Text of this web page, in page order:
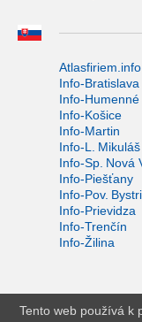
Atlasfiriem.info
Info-Bratislava
Info-Humenné
Info-Košice
Info-Martin
Info-L. Mikuláš
Info-Sp. Nová
Info-Piešťany
Info-Pov.
Info-Prievidza
Info-Trenčín
Info-Žilina
Tento web používá k